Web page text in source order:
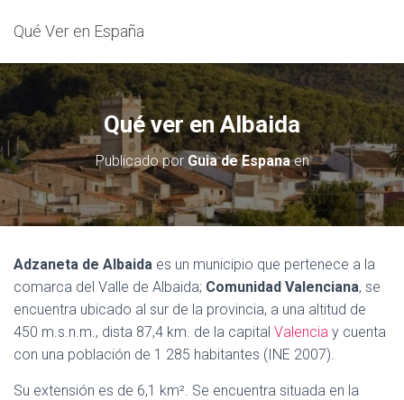
Qué Ver en España
Qué ver en Albaida
Publicado por Guia de Espanaen
Adzaneta de Albaida es un municipio que pertenece a la
comarca del Valle de Albaida; Comunidad Valenciana, se
encuentra ubicado al sur de la provincia, a una altitud de
450 m.s.n.m., dista 87,4 km. de la capital Valencia y cuenta
con una población de 1 285 habitantes (INE 2007).
Su extensión es de 6,1 km². Se encuentra situada en la